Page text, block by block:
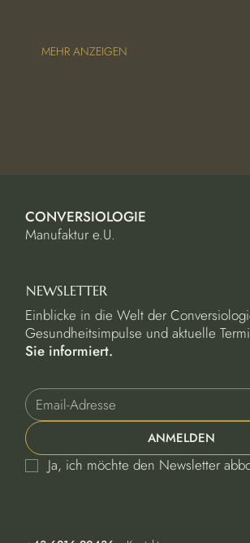
MEHR ANZEIGEN
CONVERSIOLOGIE
Manufaktur e.U.
NEWSLETTER
Einblicke in die Welt der
Gesundheitsimpulse und aktuelle
Sie informiert.
ANMELDEN
Ja, ich möchte den Newsletter